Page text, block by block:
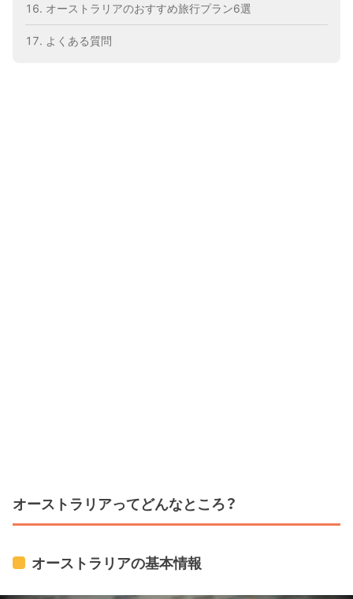
オーストラリアのおすすめ旅行プラン6選
よくある質問
オーストラリアってどんなところ？
オーストラリアの基本情報